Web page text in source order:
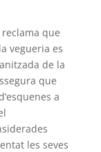
que
vegueria es
de la
que
a
les seves